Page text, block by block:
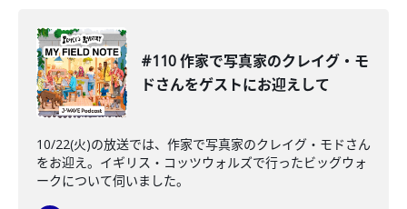
#110 作家で写真家のクレイグ・モ
ドさんをゲストにお迎えして
10/22(火)の放送では、作家で写真家のクレイグ・モドさん
をお迎え。イギリス・コッツウォルズで行ったビッグウォ
ークについて伺いました。